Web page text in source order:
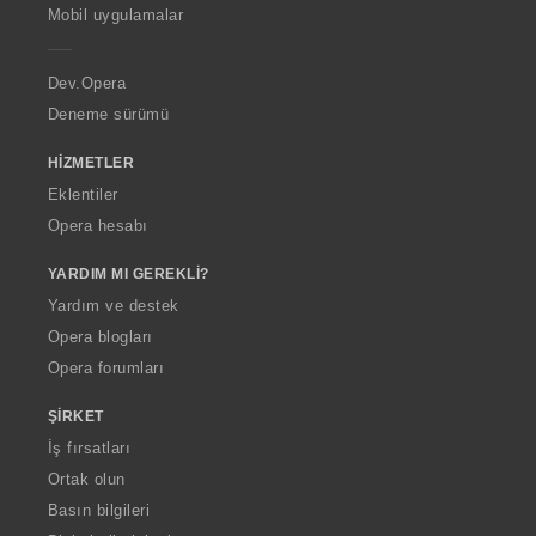
p
a
Mobil uygulamalar
Dev.Opera
Deneme sürümü
HIZMETLER
Eklentiler
Opera hesabı
YARDIM MI GEREKLI?
Yardım ve destek
Opera blogları
Opera forumları
ŞIRKET
İş fırsatları
Ortak olun
Basın bilgileri